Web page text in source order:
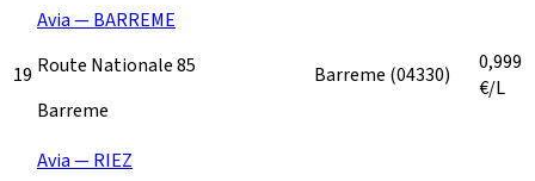
19
Avia — BARREME
Route Nationale 85
Barreme
Barreme (04330)
0,999
€/L
Avia — RIEZ